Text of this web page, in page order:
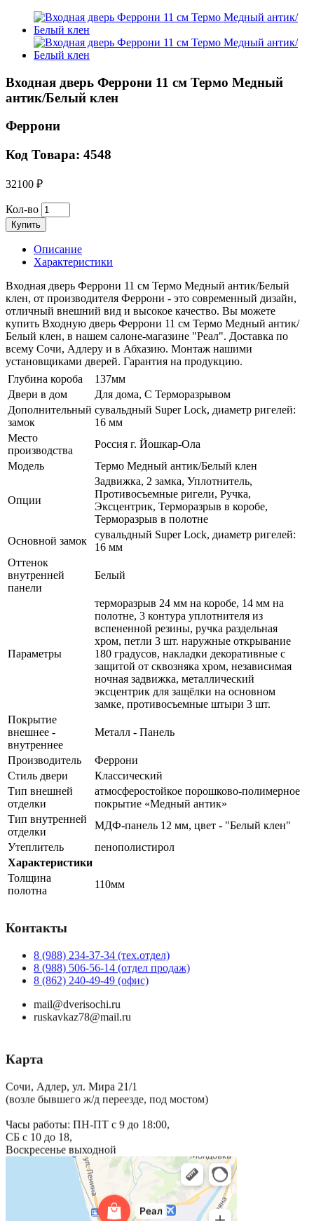
Входная дверь Феррони 11 см Термо Медный
антик/Белый клен
Феррони
Код Товара: 4548
32100 ₽
Кол-во
Купить
Описание
Характеристики
Входная дверь Феррони 11 см Термо Медный антик/Белый
клен, от производителя Феррони - это современный дизайн,
отличный внешний вид и высокое качество. Вы можете
купить Входную дверь Феррони 11 см Термо Медный антик/
Белый клен, в нашем салоне-магазине "Реал". Доставка по
всему Сочи, Адлеру и в Абхазию. Монтаж нашими
установщиками дверей. Гарантия на продукцию.
Глубина короба
137мм
Двери в дом
Для дома, С Терморазрывом
Дополнительный
замок
сувальдный Super Lock, диаметр ригелей:
16 мм
Место
производства
Россия г. Йошкар-Ола
Модель
Термо Медный антик/Белый клен
Опции
Задвижка, 2 замка, Уплотнитель,
Противосъемные ригели, Ручка,
Эксцентрик, Терморазрыв в коробе,
Терморазрыв в полотне
Основной замок
сувальдный Super Lock, диаметр ригелей:
16 мм
Оттенок
внутренней
панели
Белый
Параметры
терморазрыв 24 мм на коробе, 14 мм на
полотне, 3 контура уплотнителя из
вспененной резины, ручка раздельная
хром, петли 3 шт. наружные открывание
180 градусов, накладки декоративные с
защитой от сквозняка хром, независимая
ночная задвижка, металлический
эксцентрик для защёлки на основном
замке, противосъемные штыри 3 шт.
Покрытие
внешнее -
внутреннее
Металл - Панель
Производитель
Феррони
Стиль двери
Классический
Тип внешней
отделки
атмосферостойкое порошково-полимерное
покрытие «Медный антик»
Тип внутренней
отделки
МДФ-панель 12 мм, цвет - "Белый клен"
Утеплитель
пенополистирол
Характеристики
Толщина
полотна
110мм
Контакты
8 (988) 234-37-34 (тех.отдел)
8 (988) 506-56-14 (отдел продаж)
8 (862) 240-49-49 (офис)
mail@dverisochi.ru
ruskavkaz78@mail.ru
Карта
Сочи, Адлер, ул. Мира 21/1
(возле бывшего ж/д переезде, под мостом)
Часы работы: ПН-ПТ с 9 до 18:00,
СБ с 10 до 18,
Воскресенье выходной